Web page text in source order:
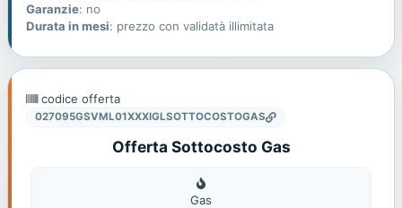
Garanzie: no
Durata in mesi: prezzo con validatà illimitata
codice offerta
027095GSVML01XXXIGLSOTTOCOSTOGAS
Offerta Sottocosto Gas
Gas
Gas